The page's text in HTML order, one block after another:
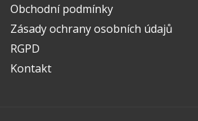
Obchodní podmínky
Zásady ochrany osobních údajů
RGPD
Kontakt